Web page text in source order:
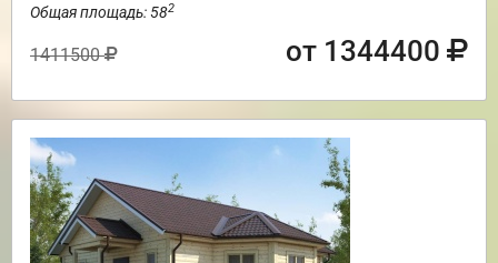
Общая площадь: 582
1411500 от 1344400